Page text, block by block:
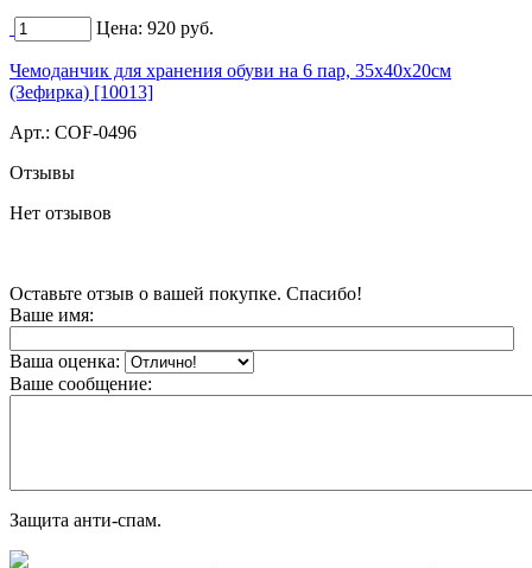
Цена: 920 руб.
Чемоданчик для хранения обуви на 6 пар, 35х40х20см
(Зефирка) [10013]
Арт.: COF-0496
Отзывы
Нет отзывов
Оставьте отзыв о вашей покупке. Спасибо!
Ваше имя:
Ваша оценка:
Ваше сообщение:
Защита анти-спам.